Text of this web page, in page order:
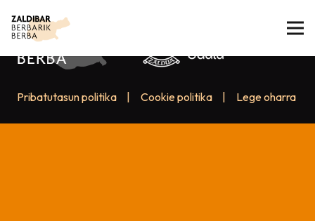
Pribatutasun politika Cookie politika Lege oharra